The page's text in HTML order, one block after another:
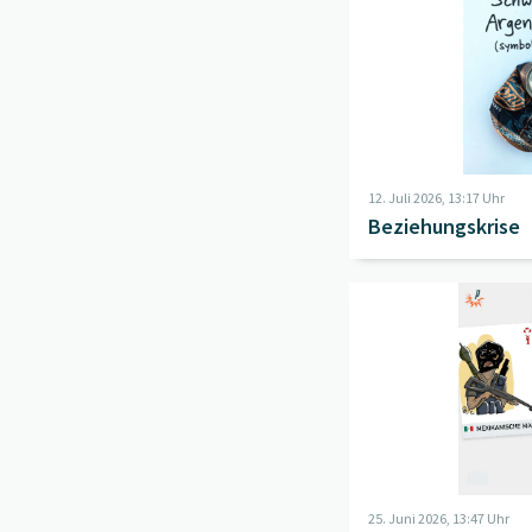
12. Juli 2026, 13:17 Uhr
Beziehungskrise
Petardini-
25. Juni 2026, 13:47 Uhr